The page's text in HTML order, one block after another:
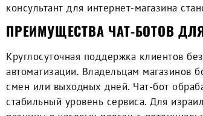
консультант для интернет-магазина
ПРЕИМУЩЕСТВА ЧАТ-БОТОВ
Круглосуточная поддержка клиентов
автоматизации. Владельцам магазинов
смен или выходных дней. Чат-бот
стабильный уровень сервиса. Для